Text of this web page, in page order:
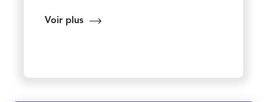
Voir plus